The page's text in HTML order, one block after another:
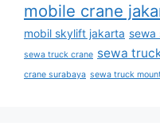
mobile crane
mobil skylift jakarta sewa
sewa truck crane sewa
crane surabaya sewa truck